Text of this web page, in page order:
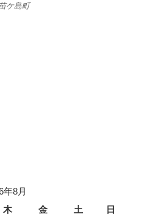
ケ島町
年8月
木 金 土 日